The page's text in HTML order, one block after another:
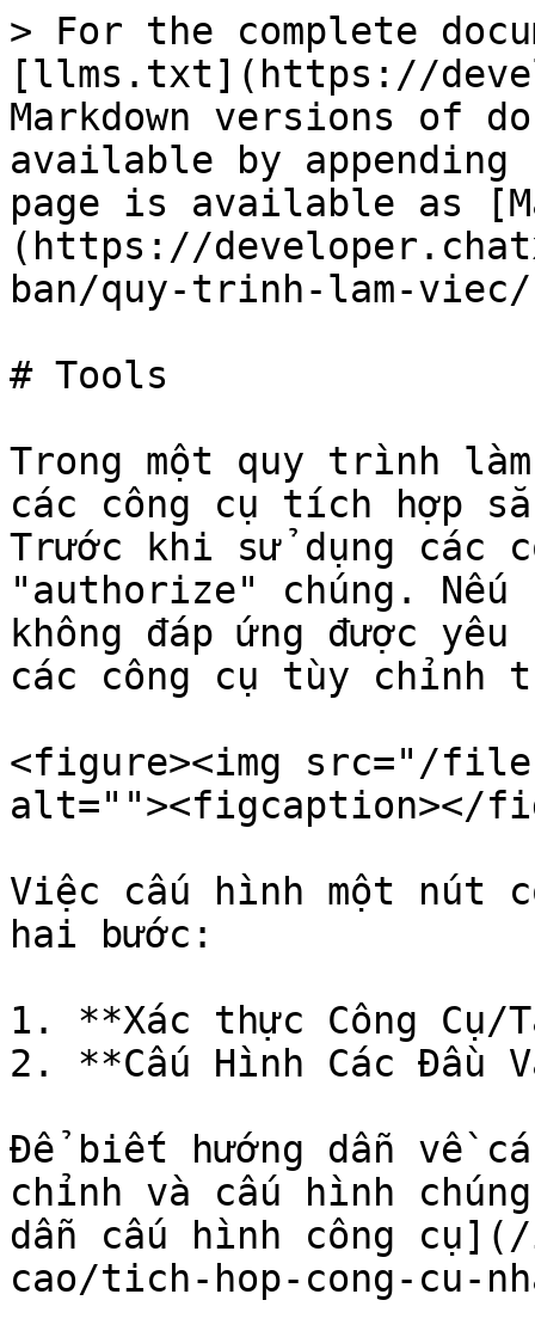
> For the complete
[llms.txt](https://
Markdown versions of
available by
page is available as
(https://
ban/quy-trinh-lam-
# Tools
Trong một quy trình
các công cụ tích hợp
Trước khi sử dụng các
"authorize" chúng.
không đáp ứng được
các công cụ tùy chỉnh
<figure><img src="/files/
alt=""><figcaption></
Việc cấu hình một nút
hai bước:
1. **Xác thực Công Cụ/
2. **Cấu Hình Các Đầu
Để biết hướng dẫn về
chỉnh và cấu hình
dẫn cấu hình công